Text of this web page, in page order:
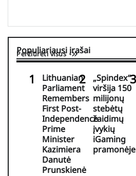
Populiariausi įrašai
Peržiūrėti visus
Lithuanian
Parliament
Remembers
First Post-
Independence
Prime
Minister
Kazimiera
Danutė
Prunskienė
„Spindex“
viršija 150
milijonų
stebėtų
žaidimų
įvykių
iGaming
pramonėje